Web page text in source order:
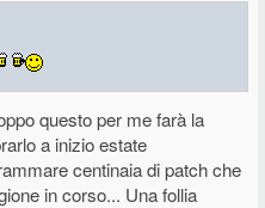
questo per me farà la
a inizio estate
centinaia di patch che
in corso... Una follia